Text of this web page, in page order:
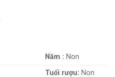
Năm : Non
Tuổi rượu: Non